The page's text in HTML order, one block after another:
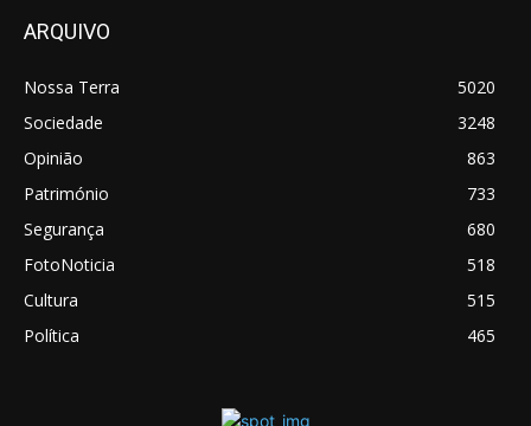
ARQUIVO
Nossa Terra
5020
Sociedade
3248
Opinião
863
Património
733
Segurança
680
FotoNoticia
518
Cultura
515
Política
465